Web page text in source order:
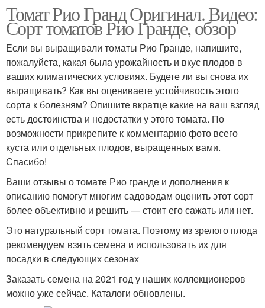
Томат Рио Гранд Оригинал. Видео:
Сорт томатов Рио Гранде, обзор
Если вы выращивали томаты Рио Гранде, напишите,
пожалуйста, какая была урожайность и вкус плодов в
ваших климатических условиях. Будете ли вы снова их
выращивать? Как вы оцениваете устойчивость этого
сорта к болезням? Опишите вкратце какие на ваш взгляд
есть достоинства и недостатки у этого томата. По
возможности прикрепите к комментарию фото всего
куста или отдельных плодов, выращенных вами.
Спасибо!
Ваши отзывы о томате Рио гранде и дополнения к
описанию помогут многим садоводам оценить этот сорт
более объективно и решить — стоит его сажать или нет.
Это натуральный сорт томата. Поэтому из зрелого плода
рекомендуем взять семена и использовать их для
посадки в следующих сезонах
Заказать семена на 2021 год у наших коллекционеров
можно уже сейчас. Каталоги обновлены.